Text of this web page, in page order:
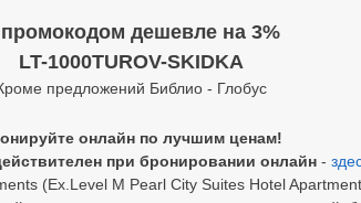
дешевле на 3%
LT-1000TUROV-SKIDKA
предложений Библио - Глобус
онлайн по лучшим ценам!
при бронировании онлайн -
(Ex.Level M Pearl City Suites Hotel